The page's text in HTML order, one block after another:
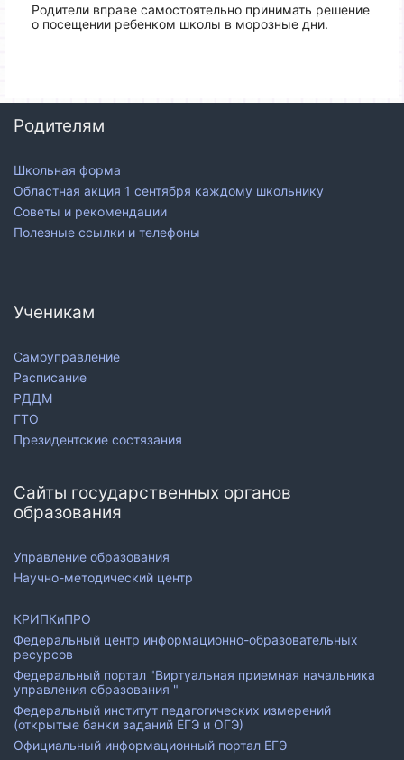
Родители вправе самостоятельно принимать решение
о посещении ребенком школы в морозные дни.
Родителям
Школьная форма
Областная акция 1 сентября каждому школьнику
Советы и рекомендации
Полезные ссылки и телефоны
Ученикам
Самоуправление
Расписание
РДДМ
ГТО
Президентские состязания
Сайты государственных органов
образования
Управление образования
Научно-методический центр
КРИПКиПРО
Федеральный центр информационно-образовательных
ресурсов
Федеральный портал "Виртуальная приемная начальника
управления образования "
Федеральный институт педагогических измерений
(открытые банки заданий ЕГЭ и ОГЭ)
Официальный информационный портал ЕГЭ